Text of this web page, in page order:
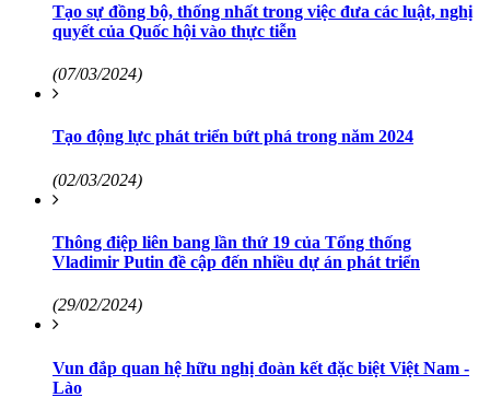
Tạo sự đồng bộ, thống nhất trong việc đưa các luật, nghị
quyết của Quốc hội vào thực tiễn
(07/03/2024)
Tạo động lực phát triển bứt phá trong năm 2024
(02/03/2024)
Thông điệp liên bang lần thứ 19 của Tổng thống
Vladimir Putin đề cập đến nhiều dự án phát triển
(29/02/2024)
Vun đắp quan hệ hữu nghị đoàn kết đặc biệt Việt Nam -
Lào